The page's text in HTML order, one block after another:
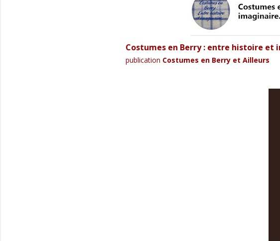
Costumes en Berry : entre histoire et
publication Costumes en Berry et Ailleurs